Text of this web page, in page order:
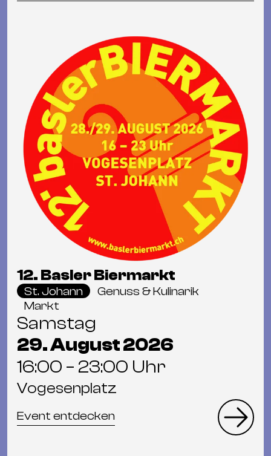
12. Basler Biermarkt
St. Johann
Genuss & Kulinarik
Markt
Samstag
29. August 2026
16:00 – 23:00 Uhr
Vogesenplatz
Event entdecken